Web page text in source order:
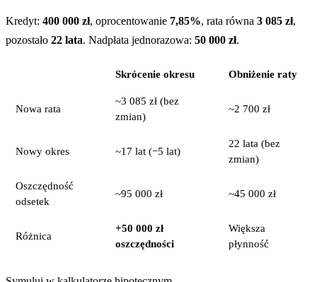
Kredyt: 400 000 zł, oprocentowanie 7,85%, rata równa 3 085 zł,
pozostało 22 lata. Nadpłata jednorazowa: 50 000 zł.
Skrócenie okresu Obniżenie raty
Nowa rata
~3 085 zł (bez
zmian)
~2 700 zł
Nowy okres ~17 lat (−5 lat)
22 lata (bez
zmian)
Oszczędność
odsetek
~95 000 zł ~45 000 zł
Różnica
+50 000 zł
oszczędności
Większa
płynność